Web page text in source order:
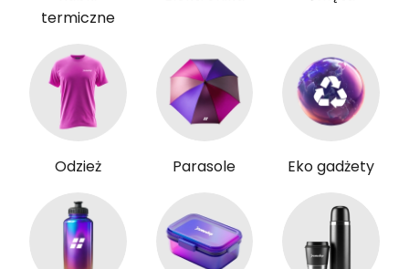
termiczne
Odzież Parasole Eko gadżety